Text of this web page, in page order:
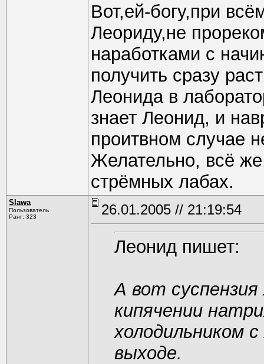
Вот,ей-богу,при
Леориду,не
наработками с
получить сразу
Леонида в
знает Леонид, и
проитвном случае
Желательно, всё
стрёмных лабах.
Slawa
Пользователь
Ранг: 323
26.01.2005 // 21:19:54
Леонид пишет:
А вот суспензия
кипячении
холодильником
выходе.